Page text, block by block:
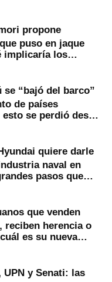
propone
puso en jaque
implicaría los
se “bajó del barco”
de países
se perdió desde
quiere darle
naval en
pasos que
que venden
reciben herencia o
es su nueva
UPN y Senati: las